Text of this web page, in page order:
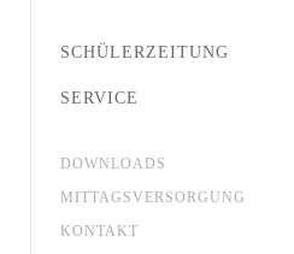
SCHÜLERZEITUNG
SERVICE
DOWNLOADS
MITTAGSVERSORGUNG
KONTAKT